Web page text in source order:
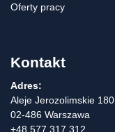
Oferty pracy
Kontakt
Adres:
Aleje Jerozolimskie 180
02-486 Warszawa
+48 577 317 312